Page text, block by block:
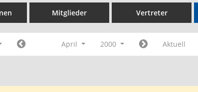
Mitglieder Vertreter
April 2000 Aktuell